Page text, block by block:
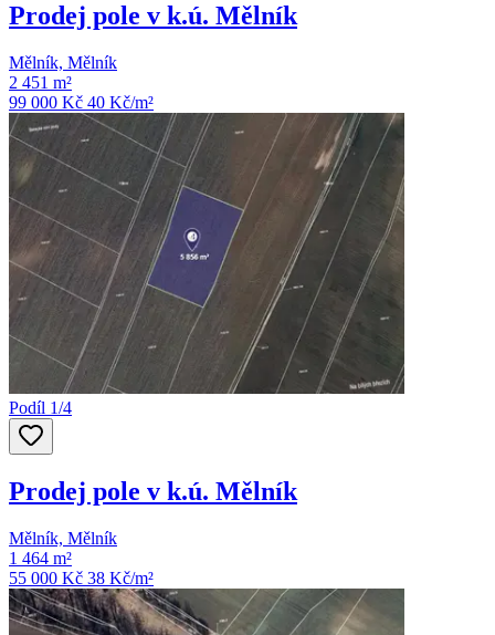
Prodej pole v k.ú. Mělník
Mělník, Mělník
2 451 m²
99 000 Kč 40 Kč/m²
Podíl 1/4
Prodej pole v k.ú. Mělník
Mělník, Mělník
1 464 m²
55 000 Kč 38 Kč/m²